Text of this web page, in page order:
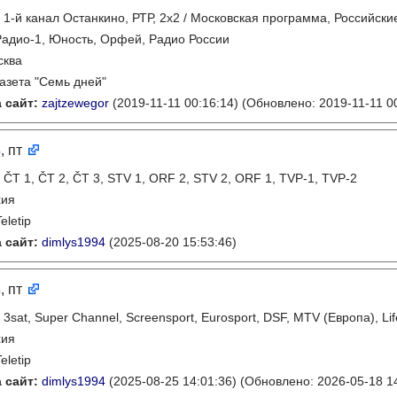
1-й канал Останкино, РТР, 2х2 / Московская программа,
1, Юность, Орфей, Радио России
"Семь дней"
сайт: zajtzewegor (2019-11-11 00:16:14) (Обновлено: 2019-11-11
, пт
ČT 1, ČT 2, ČT 3, STV 1, ORF 2, STV 2, ORF 1, TVP-1, TVP-2
сайт: dimlys1994 (2025-08-20 15:53:46)
, пт
3sat, Super Channel, Screensport, Eurosport, DSF, MTV (Европа),
сайт: dimlys1994 (2025-08-25 14:01:36) (Обновлено: 2026-05-18